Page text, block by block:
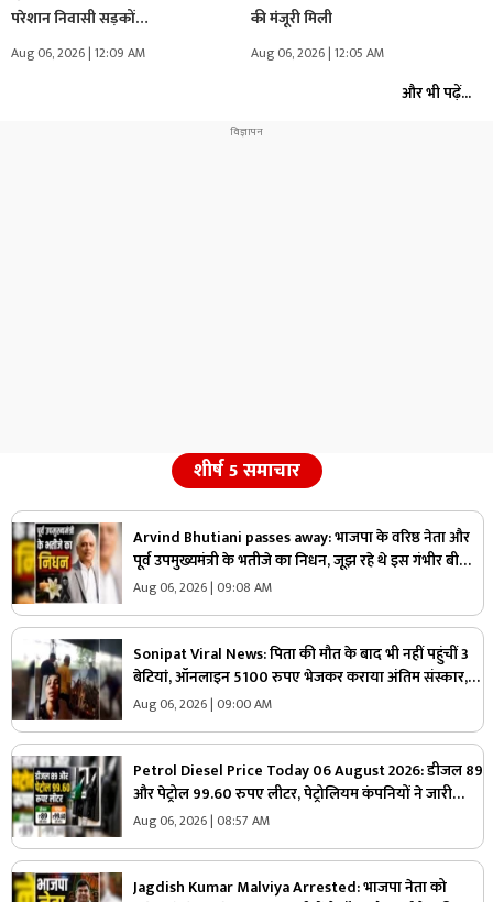
परेशान निवासी सड़कों…
Aug 06, 2026 | 12:09 AM
की मंजूरी मिली
Aug 06, 2026 | 12:05 AM
और भी पढ़ें...
शीर्ष 5 समाचार
Arvind Bhutiani passes away: भाजपा के वरिष्ठ नेता और
पूर्व उपमुख्यमंत्री के भतीजे का निधन, जूझ रहे थे इस गंभीर बीमार
से, पार्टी में शोक की लहर
Aug 06, 2026 | 09:08 AM
Sonipat Viral News: पिता की मौत के बाद भी नहीं पहुंचीं 3
बेटियां, ऑनलाइन 5100 रुपए भेजकर कराया अंतिम संस्कार,
वीडियो कॉल पर बोली- “अभी और कितना टाइम लगेगा?”
Aug 06, 2026 | 09:00 AM
Petrol Diesel Price Today 06 August 2026: डीजल 89
और पेट्रोल 99.60 रुपए लीटर, पेट्रोलियम कंपनियों ने जारी
किया 6 अगस्त का रेट, जानिए आपके शहर में आज क्या है ईंधन
Aug 06, 2026 | 08:57 AM
Jagdish Kumar Malviya Arrested: भाजपा नेता को